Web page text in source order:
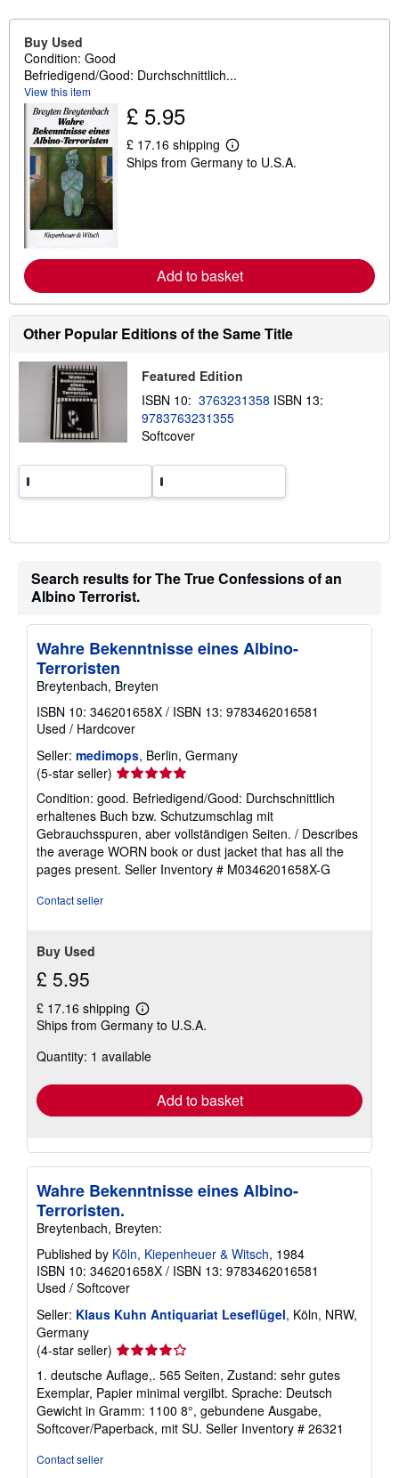
Buy Used
Condition: Good
Befriedigend/Good: Durchschnittlich...
View this item
£ 5.95
£ 17.16 shipping
L
e
e
a
b
o
s
p
i
n
s
Ships from Germany to U.S.A.
Add to basket
Other Popular Editions of the Same Title
Featured Edition
ISBN 10: 3763231358 ISBN 13:
9783763231355
Softcover
Search results for The True Confessions of an
Albino Terrorist.
Wahre Bekenntnisse eines Albino-
Terroristen
Breytenbach, Breyten
ISBN 10: 346201658X / ISBN 13: 9783462016581
Used / Hardcover
Seller: medimops, Berlin, Germany
(5-star seller) Seller
rating
5
out
of
5
stars
Condition: good. Befriedigend/Good: Durchschnittlich
erhaltenes Buch bzw. Schutzumschlag mit
Gebrauchsspuren, aber vollständigen Seiten. / Describes
the average WORN book or dust jacket that has all the
pages present. Seller Inventory # M0346201658X-G
Contact seller
Buy Used
£ 5.95
£ 17.16 shipping
Learn
more
shipping
Ships from Germany to U.S.A.
Quantity: 1 available
Add to basket
Wahre Bekenntnisse eines Albino-
Terroristen.
Breytenbach, Breyten:
Published by Köln, Kiepenheuer & Witsch, 1984
ISBN 10: 346201658X / ISBN 13: 9783462016581
Used / Softcover
Seller: Klaus Kuhn Antiquariat Leseflügel, Köln, NRW,
Germany
(4-star seller) Seller
rating
4
out
of
5
1. deutsche Auflage,. 565 Seiten, Zustand: sehr gutes
Exemplar, Papier minimal vergilbt. Sprache: Deutsch
Gewicht in Gramm: 1100 8°, gebundene Ausgabe,
Softcover/Paperback, mit SU. Seller Inventory # 26321
Contact seller